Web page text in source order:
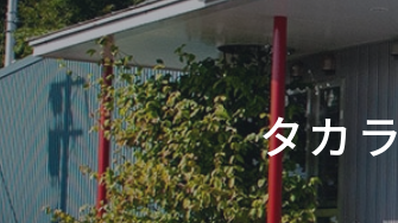
タカ